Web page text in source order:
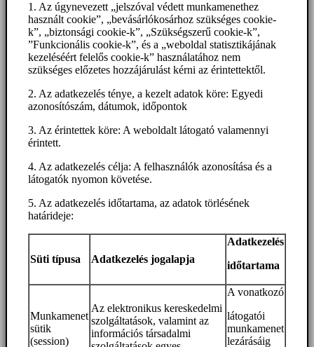
1. Az úgynevezett „jelszóval védett munkamenethez
használt cookie”, „bevásárlókosárhoz szükséges cookie-
k”, „biztonsági cookie-k”, „Szükségszerű cookie-k”,
”Funkcionális cookie-k”, és a „weboldal statisztikájának
kezeléséért felelős cookie-k” használatához nem
szükséges előzetes hozzájárulást kérni az érintettektől.
2. Az adatkezelés ténye, a kezelt adatok köre: Egyedi
azonosítószám, dátumok, időpontok
3. Az érintettek köre: A weboldalt látogató valamennyi
érintett.
4. Az adatkezelés célja: A felhasználók azonosítása és a
látogatók nyomon követése.
5. Az adatkezelés időtartama, az adatok törlésének
határideje:
Süti típusa Adatkezelés jogalapja
Adatkezelés
időtartama
Munkamenet
sütik
(session)
Az elektronikus kereskedelmi
szolgáltatások, valamint az
információs társadalmi
A vonatkozó
látogatói
munkamenet
lezárásáig